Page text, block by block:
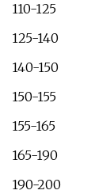
110-125
125-140
140-150
150-155
155-165
165-190
190-200